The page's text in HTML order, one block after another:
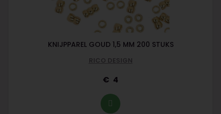
KNIJPPAREL GOUD 1,5 MM 200 STUKS
RICO DESIGN
4